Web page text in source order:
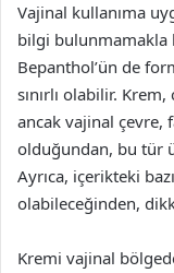
Vajinal kullanıma
bilgi
Bepanthol’ün de
sınırlı olabilir.
ancak vajinal çevre,
olduğundan, bu tür
Ayrıca, içerikteki
olabileceğinden,
Kremi vajinal